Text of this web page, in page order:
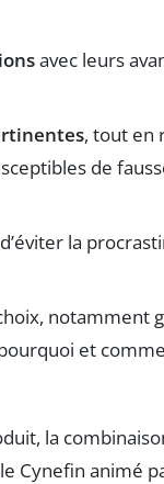
avec leurs
, tout en
de
la
notamment
et
la
Cynefin animé